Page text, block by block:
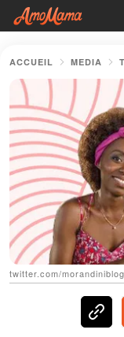
ACCUEIL MEDIA
twitter.com/morandiniblog